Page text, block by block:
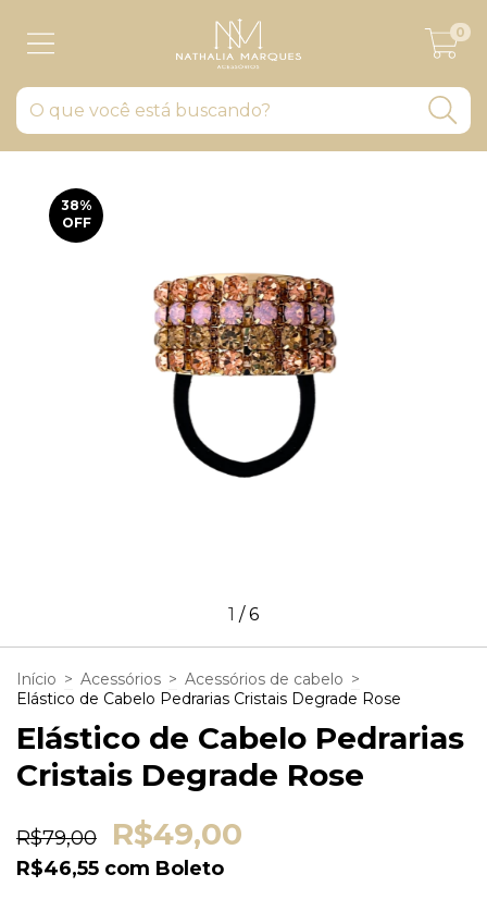
0
38%
OFF
1 /6
Início > Acessórios > Acessórios de cabelo >
Elástico de Cabelo Pedrarias Cristais Degrade Rose
Elástico de Cabelo Pedrarias
Cristais Degrade Rose
R$79,00 R$49,00
R$46,55 com Boleto